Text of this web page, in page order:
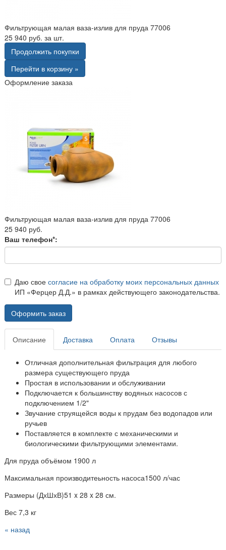
Фильтрующая малая ваза-излив для пруда 77006
25 940 руб. за шт.
Продолжить покупки
Перейти в корзину »
Оформление заказа
Фильтрующая малая ваза-излив для пруда 77006
25 940 руб.
Ваш телефон*:
Даю свое согласие на обработку моих персональных данных
ИП «Ферцер Д.Д.» в рамках действующего законодательства.
Оформить заказ
Описание Доставка Оплата Отзывы
Отличная дополнительная фильтрация для любого
размера существующего пруда
Простая в использовании и обслуживании
Подключается к большинству водяных насосов с
подключением 1/2"
Звучание струящейся воды к прудам без водопадов или
ручьев
Поставляется в комплекте с механическими и
биологическими фильтрующими элементами.
Для пруда объёмом 1900 л
Максимальная производитеьность насоса1500 л/час
Размеры (ДхШхВ)51 x 28 x 28 см.
Вес 7,3 кг
« назад